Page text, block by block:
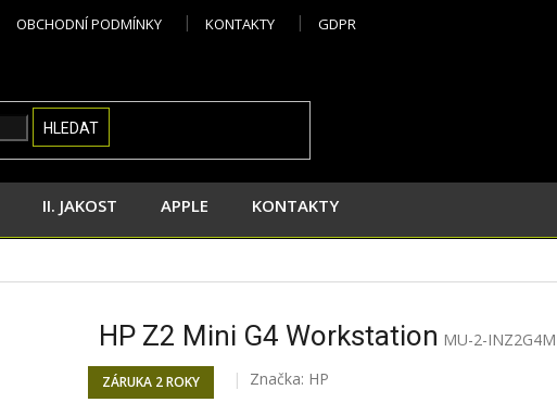
OBCHODNÍ PODMÍNKY KONTAKTY GDPR
HLEDAT
II. JAKOST APPLE KONTAKTY
HP Z2 Mini G4 Workstation MU-2-
ZÁRUKA 2 ROKY Značka: HP